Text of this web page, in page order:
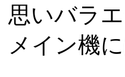
思いバラ
メイン機